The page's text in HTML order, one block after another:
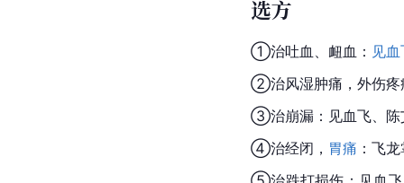
选方
①治吐血、衄血： 见
②治风湿肿痛，外伤疼
③治崩漏：见血飞、 陈
④治经闭， 胃痛 ：飞